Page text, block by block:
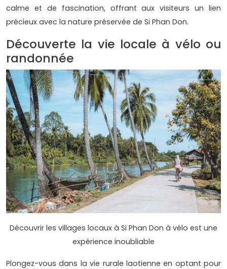
calme et de fascination, offrant aux visiteurs un lien
précieux avec la nature préservée de Si Phan Don.
Découverte la vie locale à vélo ou
randonnée
Découvrir les villages locaux à Si Phan Don à vélo est une
expérience inoubliable
Plongez-vous dans la vie rurale laotienne en optant pour